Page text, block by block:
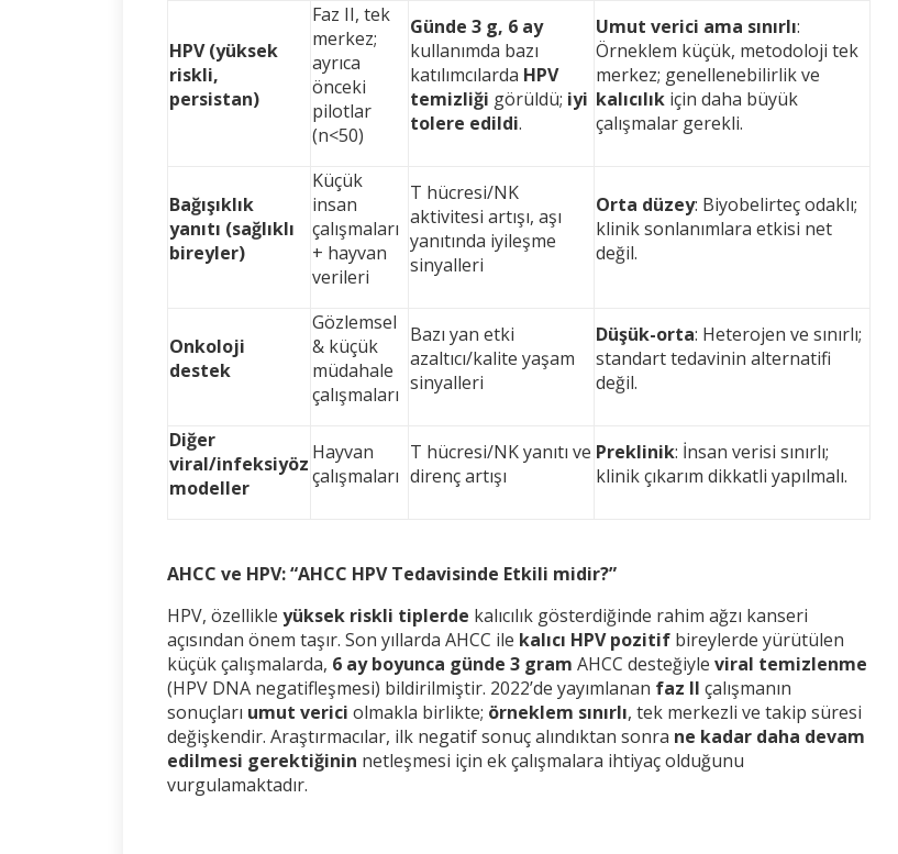
HPV (yüksek
riskli,
persistan)
Faz II, tek
merkez;
ayrıca
önceki
pilotlar
(n<50)
Günde 3 g, 6 ay
kullanımda bazı
katılımcılarda HPV
temizliği görüldü; iyi
tolere edildi.
Umut verici ama sınırlı:
Örneklem küçük, metodoloji tek
merkez; genellenebilirlik ve
kalıcılık için daha büyük
çalışmalar gerekli.
Bağışıklık
yanıtı (sağlıklı
bireyler)
Küçük
insan
çalışmaları
+ hayvan
verileri
T hücresi/NK
aktivitesi artışı, aşı
yanıtında iyileşme
sinyalleri
Orta düzey: Biyobelirteç odaklı;
klinik sonlanımlara etkisi net
değil.
Onkoloji
destek
Gözlemsel
& küçük
müdahale
çalışmaları
Bazı yan etki
azaltıcı/kalite yaşam
sinyalleri
Düşük-orta: Heterojen ve sınırlı;
standart tedavinin alternatifi
değil.
Diğer
viral/infeksiyöz
modeller
Hayvan
çalışmaları
T hücresi/NK yanıtı ve
direnç artışı
Preklinik: İnsan verisi sınırlı;
klinik çıkarım dikkatli yapılmalı.
AHCC ve HPV: “AHCC HPV Tedavisinde Etkili midir?”
HPV, özellikle yüksek riskli tiplerde kalıcılık gösterdiğinde rahim ağzı kanseri
açısından önem taşır. Son yıllarda AHCC ile kalıcı HPV pozitif bireylerde yürütülen
küçük çalışmalarda, 6 ay boyunca günde 3 gram AHCC desteğiyle viral temizlenme
(HPV DNA negatifleşmesi) bildirilmiştir. 2022’de yayımlanan faz II çalışmanın
sonuçları umut verici olmakla birlikte; örneklem sınırlı, tek merkezli ve takip süresi
değişkendir. Araştırmacılar, ilk negatif sonuç alındıktan sonra ne kadar daha devam
edilmesi gerektiğinin netleşmesi için ek çalışmalara ihtiyaç olduğunu
vurgulamaktadır.